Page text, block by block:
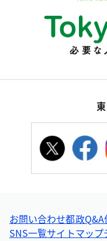
お問い合わせ都政Q&A
SNS一覧サイトマップ